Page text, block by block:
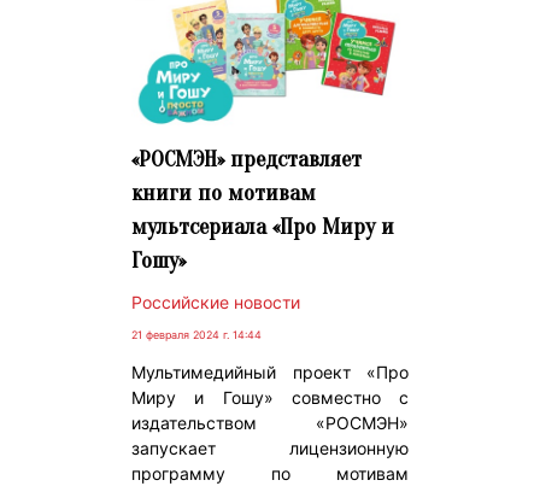
«РОСМЭН» представляет
книги по мотивам
мультсериала «Про Миру и
Гошу»
Российские новости
21 февраля 2024 г. 14:44
Мультимедийный проект «Про
Миру и Гошу» совместно с
издательством «РОСМЭН»
запускает лицензионную
программу по мотивам